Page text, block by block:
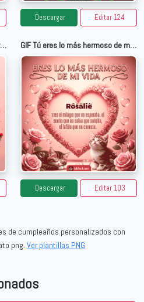
Descargar Editar 124
GIF Tú eres el amor de mi vida para Rosalie GIF Tú eres lo más hermoso de mi vida para Rosalie
Descargar Editar 103
de cumpleaños personalizados con
png. Ver plantillas PNG